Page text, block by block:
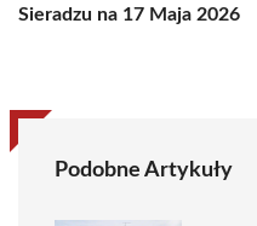
Sieradzu na 17 Maja 2026
Podobne Artykuły